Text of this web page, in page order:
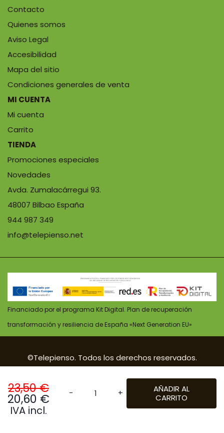
23,50€
El
precio
20,60 €
El
IVA incl.
AÑADIR AL
CARRITO
Contacto
Quienes somos
Aviso Legal
Accesibilidad
Mapa del sitio
Condiciones generales de venta
MI CUENTA
Mi cuenta
Carrito
TIENDA
Promociones especiales
Novedades
Avda. Zumalacárregui 93.
48007 Bilbao España
944 987 349
info@telepienso.net
Financiado por el programa Kit Digital. Plan de recuperación
transformación y resiliencia de España «Next Generation EU»
©Telepienso. Todos los derechos reservados.